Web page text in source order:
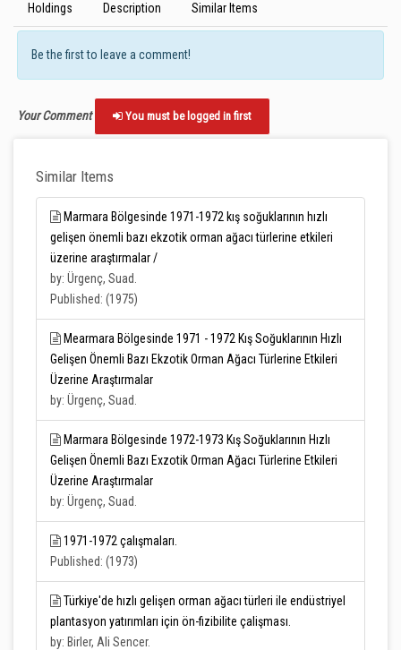
Holdings Description Similar Items
Be the first to leave a comment!
Your Comment You must be logged in first
Similar Items
Marmara Bölgesinde 1971-1972 kış soğuklarının hızlı
gelişen önemli bazı ekzotik orman ağacı türlerine etkileri
üzerine araştırmalar /
by: Ürgenç, Suad.
Published: (1975)
Mearmara Bölgesinde 1971 - 1972 Kış Soğuklarının Hızlı
Gelişen Önemli Bazı Ekzotik Orman Ağacı Türlerine Etkileri
Üzerine Araştırmalar
by: Ürgenç, Suad.
Marmara Bölgesinde 1972-1973 Kış Soğuklarının Hızlı
Gelişen Önemli Bazı Exzotik Orman Ağacı Türlerine Etkileri
Üzerine Araştırmalar
by: Ürgenç, Suad.
1971-1972 çalışmaları.
Published: (1973)
Türkiye'de hızlı gelişen orman ağacı türleri ile endüstriyel
plantasyon yatırımları için ön-fizibilite çalişması.
by: Birler, Ali Sencer.